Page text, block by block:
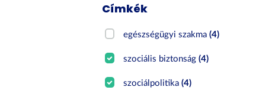
Címkék
egészségügyi szakma(4)
szociális biztonság(4)
szociálpolitika(4)